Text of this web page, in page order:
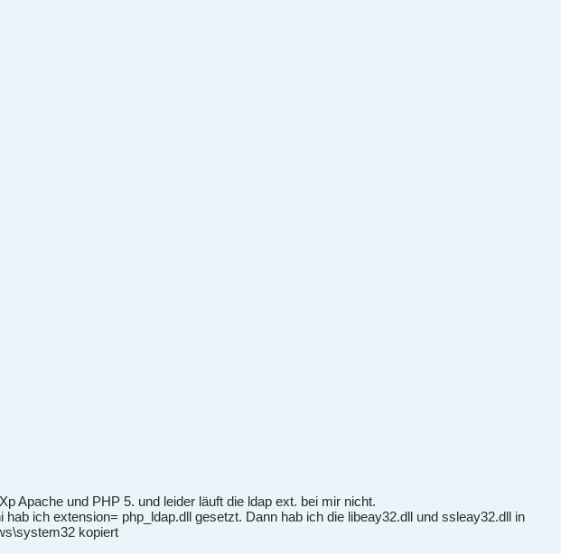
Apache und PHP 5. und leider läuft die ldap ext. bei mir nicht.
hab ich extension= php_ldap.dll gesetzt. Dann hab ich die libeay32.dll und ssleay32.dll in
kopiert